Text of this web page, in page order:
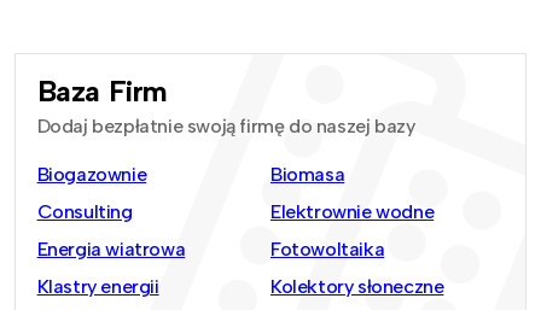
Baza Firm
Dodaj bezpłatnie swoją firmę do naszej bazy
Biogazownie
Biomasa
Consulting
Elektrownie wodne
Energia wiatrowa
Fotowoltaika
Klastry energii
Kolektory słoneczne